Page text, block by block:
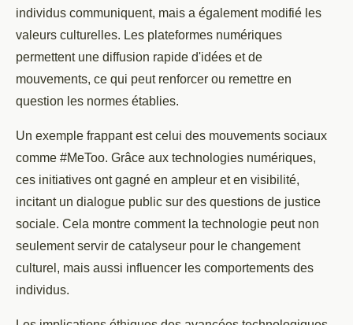
individus communiquent, mais a également modifié les
valeurs culturelles. Les plateformes numériques
permettent une diffusion rapide d'idées et de
mouvements, ce qui peut renforcer ou remettre en
question les normes établies.
Un exemple frappant est celui des mouvements sociaux
comme #MeToo. Grâce aux technologies numériques,
ces initiatives ont gagné en ampleur et en visibilité,
incitant un dialogue public sur des questions de justice
sociale. Cela montre comment la technologie peut non
seulement servir de catalyseur pour le changement
culturel, mais aussi influencer les comportements des
individus.